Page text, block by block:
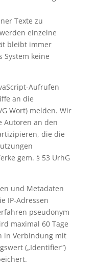
Texte zu
einzelne
bleibt immer
System keine
Aufrufen
an die
Wort) melden. Wir
Autoren an den
die die
gem. § 53 UrhG
und Metadaten
IP-Adressen
pseudonym
maximal 60 Tage
in Verbindung mit
(„Identifier“)